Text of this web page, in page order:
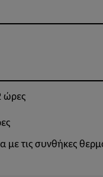
ώρες
τις συνθήκες